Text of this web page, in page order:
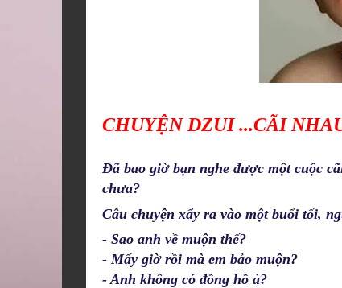
CHUYỆN DZUI ...CÃI
Đã bao giờ bạn nghe được một cuộc
chưa?
Câu chuyện xẩy ra vào một buổi tối,
- Sao anh về muộn thế?
- Mấy giờ rồi mà em bảo muộn?
- Anh không có đồng hồ à?